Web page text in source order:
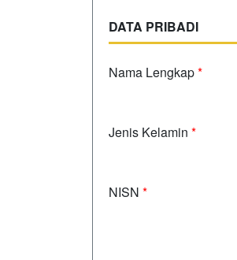
DATA PRIBADI
Nama Lengkap*
Jenis Kelamin *
NISN *